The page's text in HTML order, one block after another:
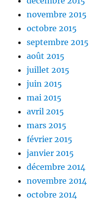
novembre 2015
octobre 2015
septembre 2015
août 2015
juillet 2015
juin 2015
mai 2015
avril 2015
mars 2015
février 2015
janvier 2015
décembre 2014
novembre 2014
octobre 2014